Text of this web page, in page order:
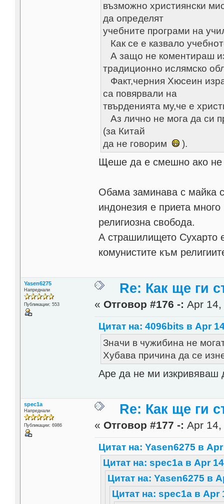
възможно християнски
да определят
учебните програми на
Как се е казвало
А защо не коментираш
традиционно ислямско
Факт,черния Хюсеин
са повярвали на
твърденията му,че е
Аз лично не мога да си
(за Китай
да не говорим
).
Щеше да е смешно ако не
Обама заминава с майка
индонезия e приета
религиозна свобода.
А страшилището Сухарто
комунистите към
Yasen6275
Напреднали
Публикации: 553
Re: Как ще ги
« Отговор #176 -: Apr
Цитат на: 4096bits в Apr
Значи в чужибина не
Хубава причина да се
Аре да не ми изкривяваш
spec1a
Напреднали
Публикации: 6986
Re: Как ще ги
« Отговор #177 -: Apr
Цитат на: Yasen6275 в
Цитат на: spec1a в Apr
Цитат на: Yasen6275 в
Цитат на: spec1a в Apr